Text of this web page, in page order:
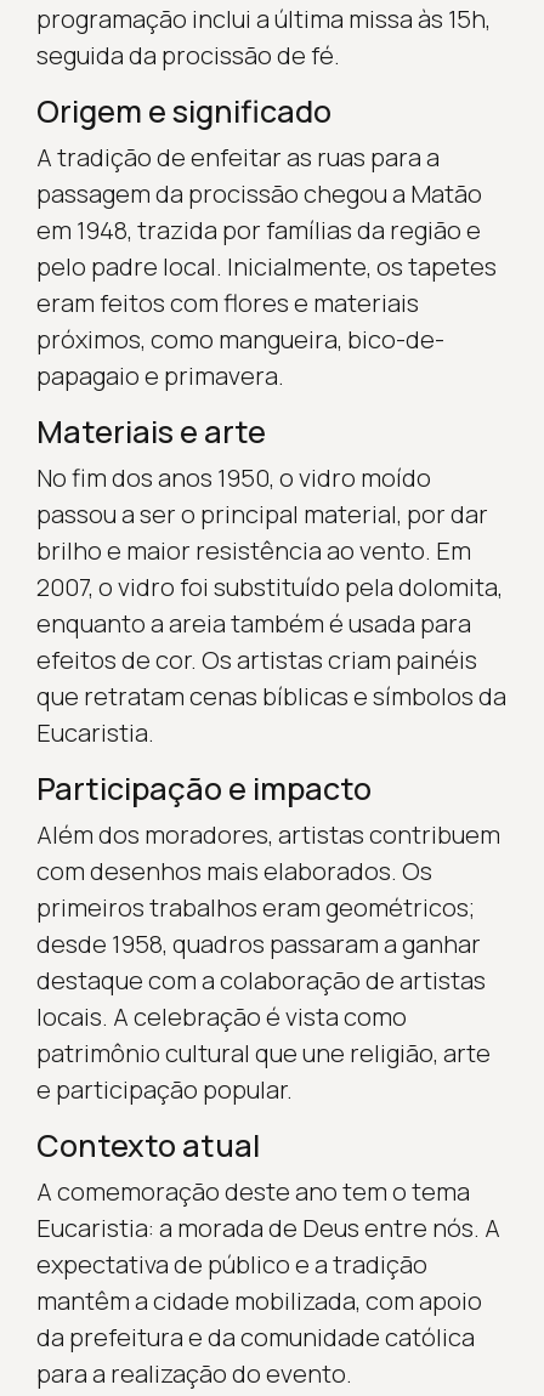
programação inclui a última missa às 15h,
seguida da procissão de fé.
Origem e significado
A tradição de enfeitar as ruas para a
passagem da procissão chegou a Matão
em 1948, trazida por famílias da região e
pelo padre local. Inicialmente, os tapetes
eram feitos com flores e materiais
próximos, como mangueira, bico-de-
papagaio e primavera.
Materiais e arte
No fim dos anos 1950, o vidro moído
passou a ser o principal material, por dar
brilho e maior resistência ao vento. Em
2007, o vidro foi substituído pela dolomita,
enquanto a areia também é usada para
efeitos de cor. Os artistas criam painéis
que retratam cenas bíblicas e símbolos da
Eucaristia.
Participação e impacto
Além dos moradores, artistas contribuem
com desenhos mais elaborados. Os
primeiros trabalhos eram geométricos;
desde 1958, quadros passaram a ganhar
destaque com a colaboração de artistas
locais. A celebração é vista como
patrimônio cultural que une religião, arte
e participação popular.
Contexto atual
A comemoração deste ano tem o tema
Eucaristia: a morada de Deus entre nós. A
expectativa de público e a tradição
mantêm a cidade mobilizada, com apoio
da prefeitura e da comunidade católica
para a realização do evento.